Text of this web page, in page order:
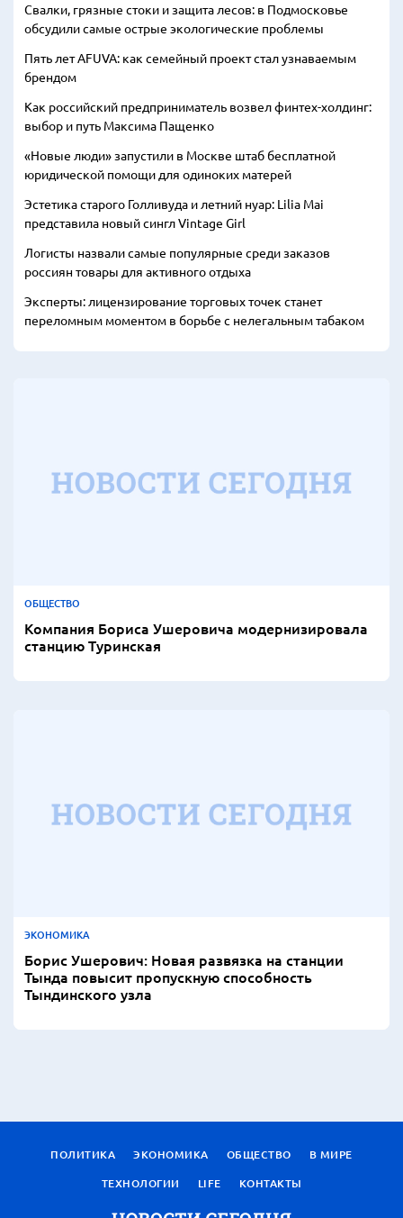
Свалки, грязные стоки и защита лесов: в Подмосковье
обсудили самые острые экологические проблемы
Пять лет AFUVA: как семейный проект стал узнаваемым
брендом
Как российский предприниматель возвел финтех-холдинг:
выбор и путь Максима Пащенко
«Новые люди» запустили в Москве штаб бесплатной
юридической помощи для одиноких матерей
Эстетика старого Голливуда и летний нуар: Lilia Mai
представила новый сингл Vintage Girl
Логисты назвали самые популярные среди заказов
россиян товары для активного отдыха
Эксперты: лицензирование торговых точек станет
переломным моментом в борьбе с нелегальным табаком
ОБЩЕСТВО
Компания Бориса Ушеровича модернизировала
станцию Туринская
ЭКОНОМИКА
Борис Ушерович: Новая развязка на станции
Тында повысит пропускную способность
Тындинского узла
ПОЛИТИКА ЭКОНОМИКА ОБЩЕСТВО
В МИРЕ
ТЕХНОЛОГИИ
LIFE КОНТАКТЫ